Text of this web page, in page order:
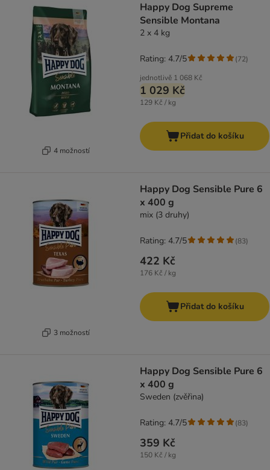
4 možností
Happy Dog Supreme
Sensible Montana
2 x 4 kg
jednotlivě 1 068 Kč
1 029 Kč
129 Kč / kg
Rating: 4.7/5 (72)
Přidat do košíku
3 možností
Happy Dog Sensible Pure 6
x 400 g
mix (3 druhy)
422 Kč
176 Kč / kg
Rating: 4.7/5 (83)
Přidat do košíku
Happy Dog Sensible Pure 6
x 400 g
Sweden (zvěřina)
359 Kč
150 Kč / kg
Rating: 4.7/5 (83)